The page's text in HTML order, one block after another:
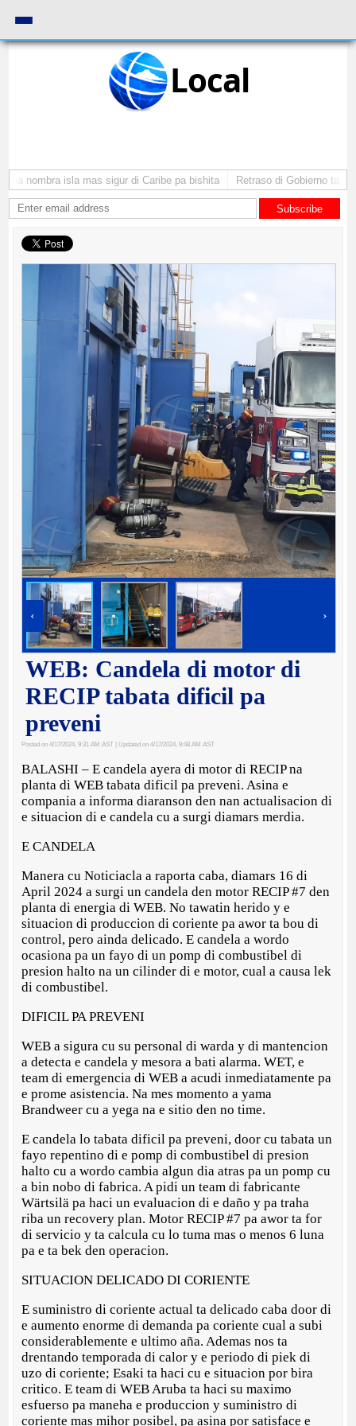
Local
nombra isla mas sigur di Caribe pa bishita Retraso di Gobierno ta
Subscribe
‹ ›
WEB: Candela di motor di
RECIP tabata dificil pa
preveni
Posted on 4/17/2024, 9:31 AM AST | Updated on 4/17/2024, 9:48 AM AST
BALASHI – E candela ayera di motor di RECIP na
planta di WEB tabata dificil pa preveni. Asina e
compania a informa diaranson den nan actualisacion di
e situacion di e candela cu a surgi diamars merdia.
E CANDELA
Manera cu Noticiacla a raporta caba, diamars 16 di
April 2024 a surgi un candela den motor RECIP #7 den
planta di energia di WEB. No tawatin herido y e
situacion di produccion di coriente pa awor ta bou di
control, pero ainda delicado. E candela a wordo
ocasiona pa un fayo di un pomp di combustibel di
presion halto na un cilinder di e motor, cual a causa lek
di combustibel.
DIFICIL PA PREVENI
WEB a sigura cu su personal di warda y di mantencion
a detecta e candela y mesora a bati alarma. WET, e
team di emergencia di WEB a acudi inmediatamente pa
e prome asistencia. Na mes momento a yama
Brandweer cu a yega na e sitio den no time.
E candela lo tabata dificil pa preveni, door cu tabata un
fayo repentino di e pomp di combustibel di presion
halto cu a wordo cambia algun dia atras pa un pomp cu
a bin nobo di fabrica. A pidi un team di fabricante
Wärtsilä pa haci un evaluacion di e daño y pa traha
riba un recovery plan. Motor RECIP #7 pa awor ta for
di servicio y ta calcula cu lo tuma mas o menos 6 luna
pa e ta bek den operacion.
SITUACION DELICADO DI CORIENTE
E suministro di coriente actual ta delicado caba door di
e aumento enorme di demanda pa coriente cual a subi
considerablemente e ultimo aña. Ademas nos ta
drentando temporada di calor y e periodo di piek di
uzo di coriente; Esaki ta haci cu e situacion por bira
critico. E team di WEB Aruba ta haci su maximo
esfuerso pa maneha e produccion y suministro di
coriente mas mihor posibel, pa asina por satisface e